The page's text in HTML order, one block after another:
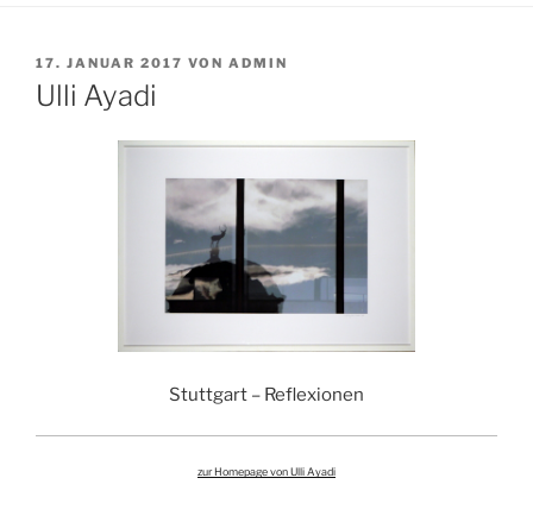
VERÖFFENTLICHT
AM
17. JANUAR 2017 VON ADMIN
Ulli Ayadi
Stuttgart – Reflexionen
zur Homepage von Ulli Ayadi